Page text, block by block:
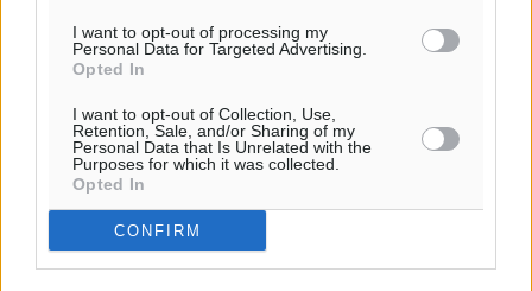
I want to opt-out of processing my
Personal Data for Targeted Advertising.
Opted In
I want to opt-out of Collection, Use,
Retention, Sale, and/or Sharing of my
Personal Data that Is Unrelated with the
Purposes for which it was collected.
Opted In
CONFIRM